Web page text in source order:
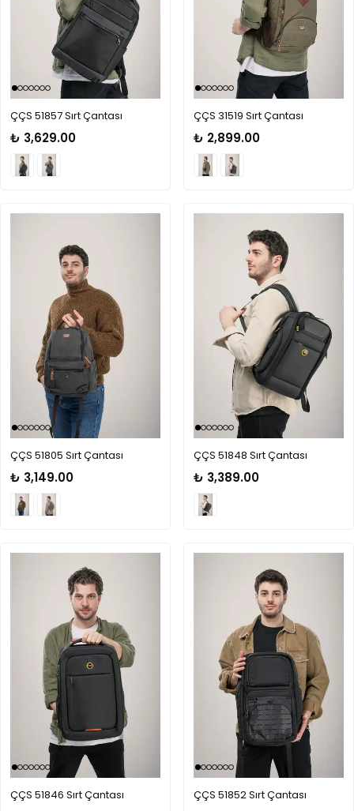
ÇÇS 51857 Sırt Çantası
₺ 3,629.00
ÇÇS 31519 Sırt Çantası
₺ 2,899.00
ÇÇS 51805 Sırt Çantası
₺ 3,149.00
ÇÇS 51848 Sırt Çantası
₺ 3,389.00
ÇÇS 51846 Sırt Çantası ÇÇS 51852 Sırt Çantası